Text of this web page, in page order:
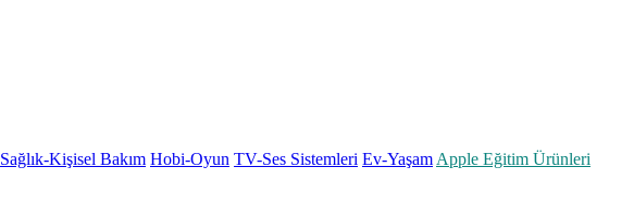
Sağlık-Kişisel Bakım Hobi-Oyun TV-Ses Sistemleri Ev-Yaşam Apple Eğitim Ürünleri